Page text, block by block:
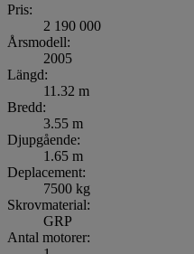
Pris:
2 190 000
Årsmodell:
2005
Längd:
11.32 m
Bredd:
3.55 m
Djupgående:
1.65 m
Deplacement:
7500 kg
Skrovmaterial:
GRP
Antal motorer: